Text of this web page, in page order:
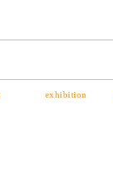
exhibition